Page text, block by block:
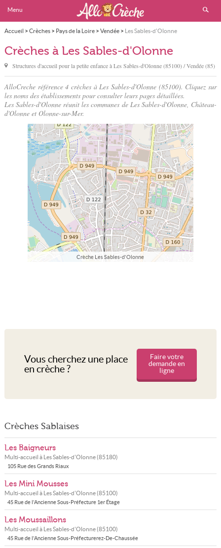
Menu
Accueil > Crèches> Pays de la Loire> Vendée> Les Sables-d'Olonne
Crèches à Les Sables-d'Olonne
Structures d'accueil pour la petite enfance àLes Sables-d'Olonne(85100) / Vendée (85)
AlloCreche référence 4 crèches à Les Sables-d'Olonne (85100). Cliquez sur
les noms des établissements pour consulter leurs pages détaillées.
Les Sables-d'Olonne réunit les communes de Les Sables-d'Olonne, Château-
d'Olonne et Olonne-sur-Mer.
Crèche Les Sables-d'Olonne
Vous cherchez une place
en crèche ?
Faire votre
demande en
ligne
Crèches Sablaises
Les Baigneurs
Multi-accueil à Les Sables-d'Olonne(85180)
105 Rue des Grands Riaux
Les Mini Mousses
Multi-accueil à Les Sables-d'Olonne(85100)
45 Rue de l'Ancienne Sous-Préfecture 1er Étage
Les Moussaillons
Multi-accueil à Les Sables-d'Olonne(85100)
45 Rue de l'Ancienne Sous-Préfecturerez-De-Chaussée